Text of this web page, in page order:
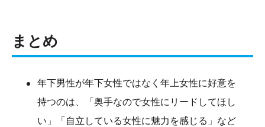
まとめ
年下男性が年下女性ではなく年上女性に好意を
持つのは、「奥手なので女性にリードしてほし
い」「自立している女性に魅力を感じる」など